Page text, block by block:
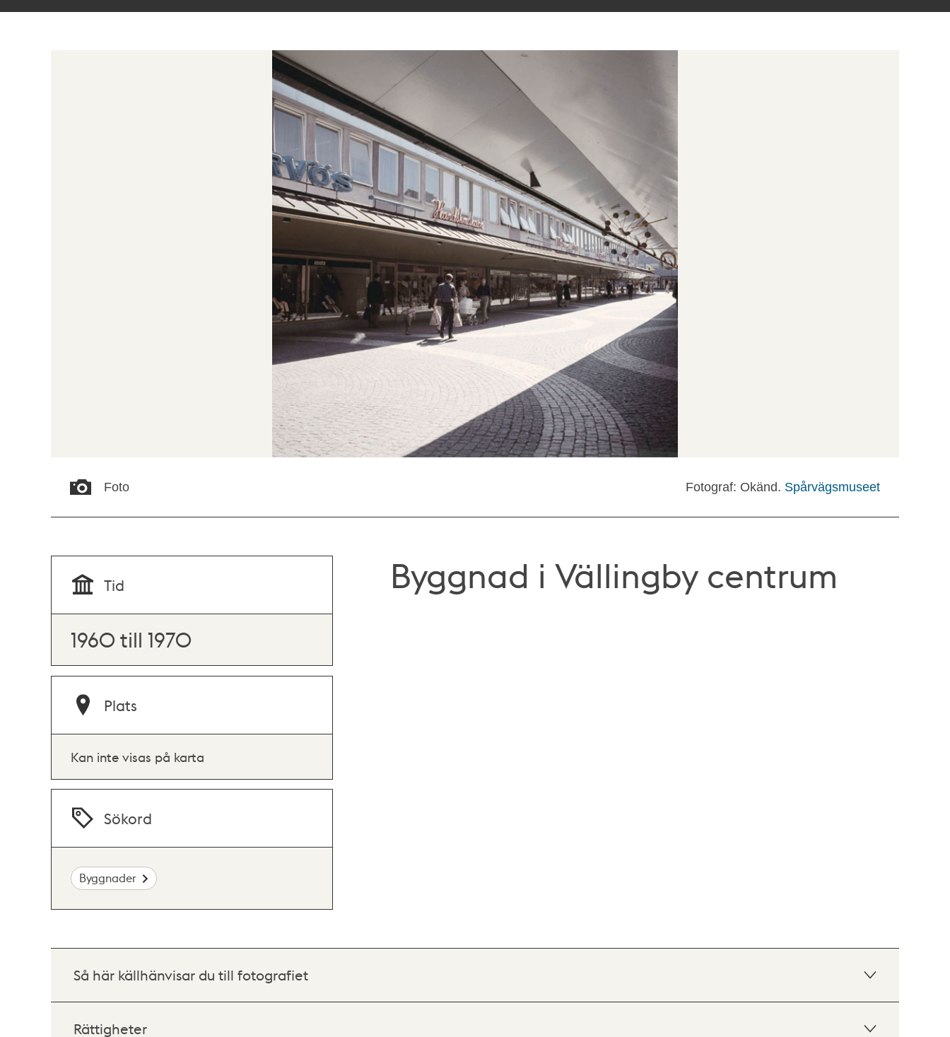
Foto Fotograf: Okänd. Spårvägsmuseet
Byggnad i Vällingby centrum
Tid
1960 till 1970
Plats
Kan inte visas på karta
Sökord
Byggnader
Så här källhänvisar du till fotografiet
Rättigheter